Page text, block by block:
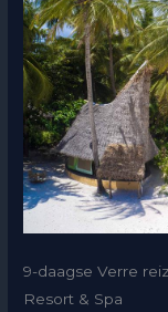
9-daagse Verre
Resort & Spa